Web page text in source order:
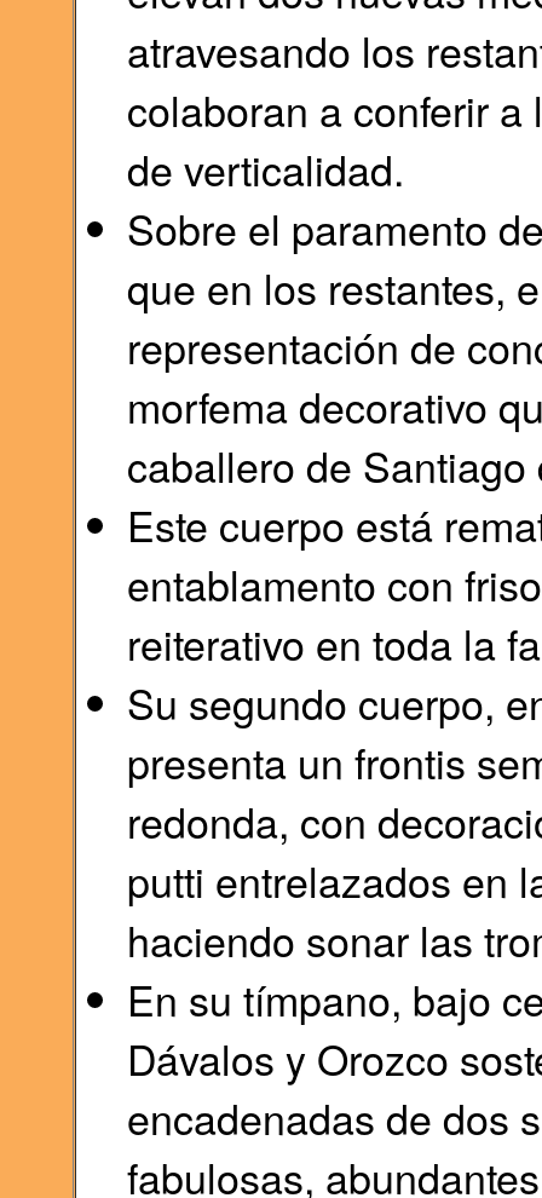
atravesando los
colaboran a conferir
de verticalidad.
Sobre el paramento
que en los restantes,
representación de
morfema decorativo
caballero de Santiago
Este cuerpo está
entablamento con
reiterativo en toda la
Su segundo cuerpo,
presenta un frontis
redonda, con
putti entrelazados en
haciendo sonar las
En su tímpano, bajo
Dávalos y Orozco
encadenadas de dos
fabulosas,